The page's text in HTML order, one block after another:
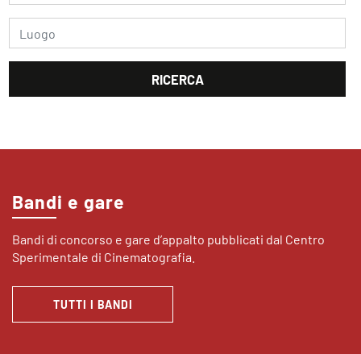
Bandi e gare
Bandi di concorso e gare d’appalto pubblicati dal Centro
Sperimentale di Cinematografia.
TUTTI I BANDI